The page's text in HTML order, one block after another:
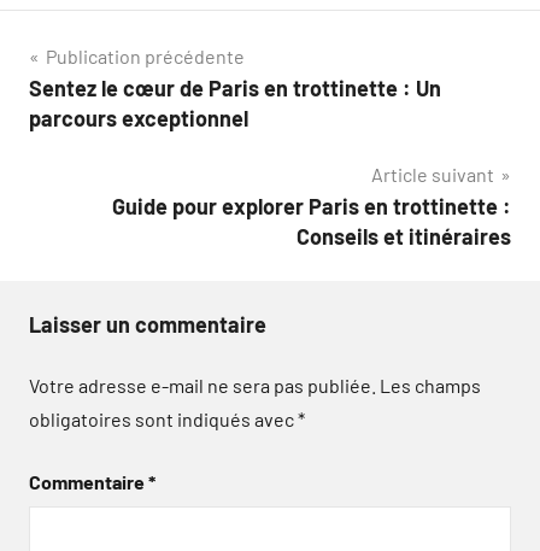
Navigation
de
Publication précédente
Sentez le cœur de Paris en trottinette : Un
parcours exceptionnel
Article suivant
Guide pour explorer Paris en trottinette :
Conseils et itinéraires
Laisser un commentaire
Votre adresse e-mail ne sera pas publiée. Les champs
obligatoires sont indiqués avec*
Commentaire*